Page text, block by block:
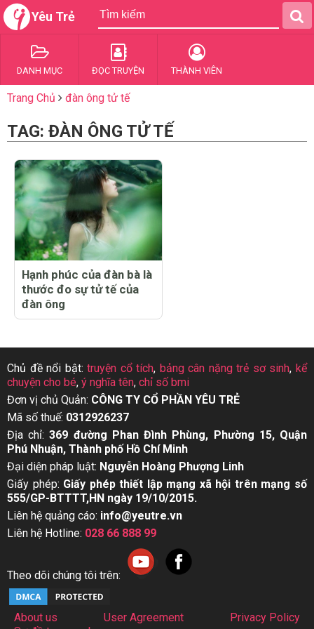
Yêu Trẻ
DANH MỤC ĐỌC TRUYỆN THÀNH VIÊN
Trang Chủ đàn ông tử tế
TAG: ĐÀN ÔNG TỬ TẾ
Hạnh phúc của đàn bà là
thước đo sự tử tế của
đàn ông
Chủ đề nổi bật:truyện cổ tích, bảng cân nặng trẻ sơ sinh,kể
chuyện cho bé, ý nghĩa tên, chỉ số bmi
Đơn vị chủ Quản: CÔNG TY CỔ PHẦN YÊU TRẺ
Mã số thuế: 0312926237
Địa chỉ:369 đường Phan Đình Phùng, Phường 15, Quận
Phú Nhuận, Thành phố Hồ Chí Minh
Đại diện pháp luật: Nguyễn Hoàng Phượng Linh
Giấy phép: Giấy phép thiết lập mạng xã hội trên mạng số
555/GP-BTTTT,HN ngày 19/10/2015.
Liên hệ quảng cáo: info@yeutre.vn
Liên hệ Hotline: 028 66 888 99
Theo dõi chúng tôi trên:
About us User Agreement
Privacy Policy